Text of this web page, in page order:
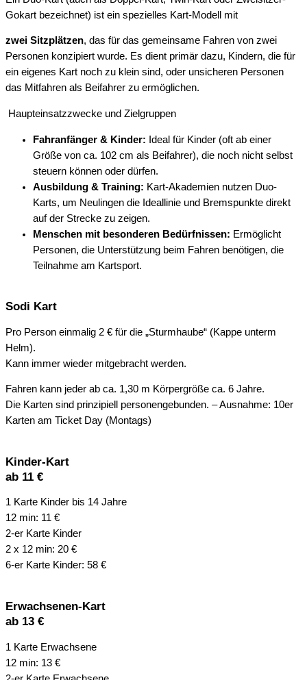
Gokart bezeichnet) ist ein spezielles Kart-Modell mit
zwei Sitzplätzen, das für das gemeinsame Fahren von zwei
Personen konzipiert wurde. Es dient primär dazu, Kindern, die für
ein eigenes Kart noch zu klein sind, oder unsicheren Personen
das Mitfahren als Beifahrer zu ermöglichen.
Haupteinsatzzwecke und Zielgruppen
Fahranfänger & Kinder: Ideal für Kinder (oft ab einer
Größe von ca. 102 cm als Beifahrer), die noch nicht selbst
steuern können oder dürfen.
Ausbildung & Training: Kart-Akademien nutzen Duo-
Karts, um Neulingen die Ideallinie und Bremspunkte direkt
auf der Strecke zu zeigen.
Menschen mit besonderen Bedürfnissen: Ermöglicht
Personen, die Unterstützung beim Fahren benötigen, die
Teilnahme am Kartsport.
Sodi Kart
Pro Person einmalig 2 € für die „Sturmhaube“ (Kappe unterm
Helm).
Kann immer wieder mitgebracht werden.
Fahren kann jeder ab ca. 1,30 m Körpergröße ca. 6 Jahre.
Die Karten sind prinzipiell personengebunden. – Ausnahme: 10er
Karten am Ticket Day (Montags)
Kinder-Kart
ab 11 €​
1 Karte Kinder bis 14 Jahre
12 min: 11 €
2-er Karte Kinder
2 x 12 min: 20 €
6-er Karte Kinder: 58 €
Erwachsenen-Kart
ab 13 €​
1 Karte Erwachsene
12 min: 13 €